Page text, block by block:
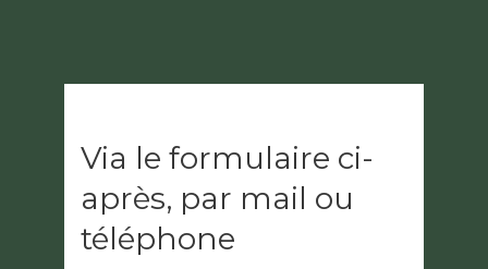
Via le formulaire ci-
après, par mail ou
téléphone